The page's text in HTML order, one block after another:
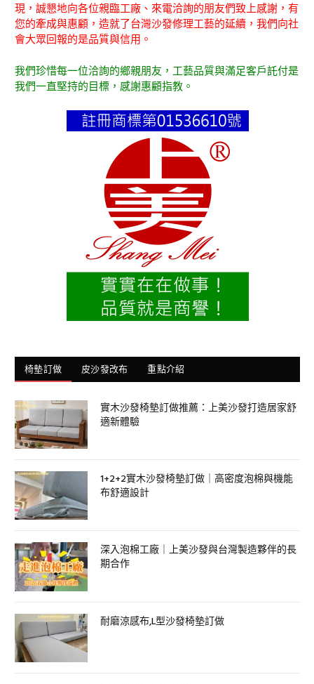
現，誠懇地向各位親臨工廠、來電洽詢的朋友們致上感謝，有
您的牽成與惠顧，造就了台灣沙發修理工藝的延續，我們向社
會大眾回報的是品質與信用。
我們珍惜每一位洽詢的鄉親朋友，工藝品質與滿足客戶託付是
我們一直堅持的目標，感謝惠顧指教。
椅墊訂做 皮沙發改布 重點介紹
實木沙發椅墊訂做推薦：上美沙發打造居家舒
適新體驗
1+2+2實木沙發椅墊訂做｜高密度泡棉與機能
布舒適設計
深入泡棉工廠｜上美沙發與台灣製造夥伴的長
期合作
耐磨涼感布,L型沙發椅墊訂做